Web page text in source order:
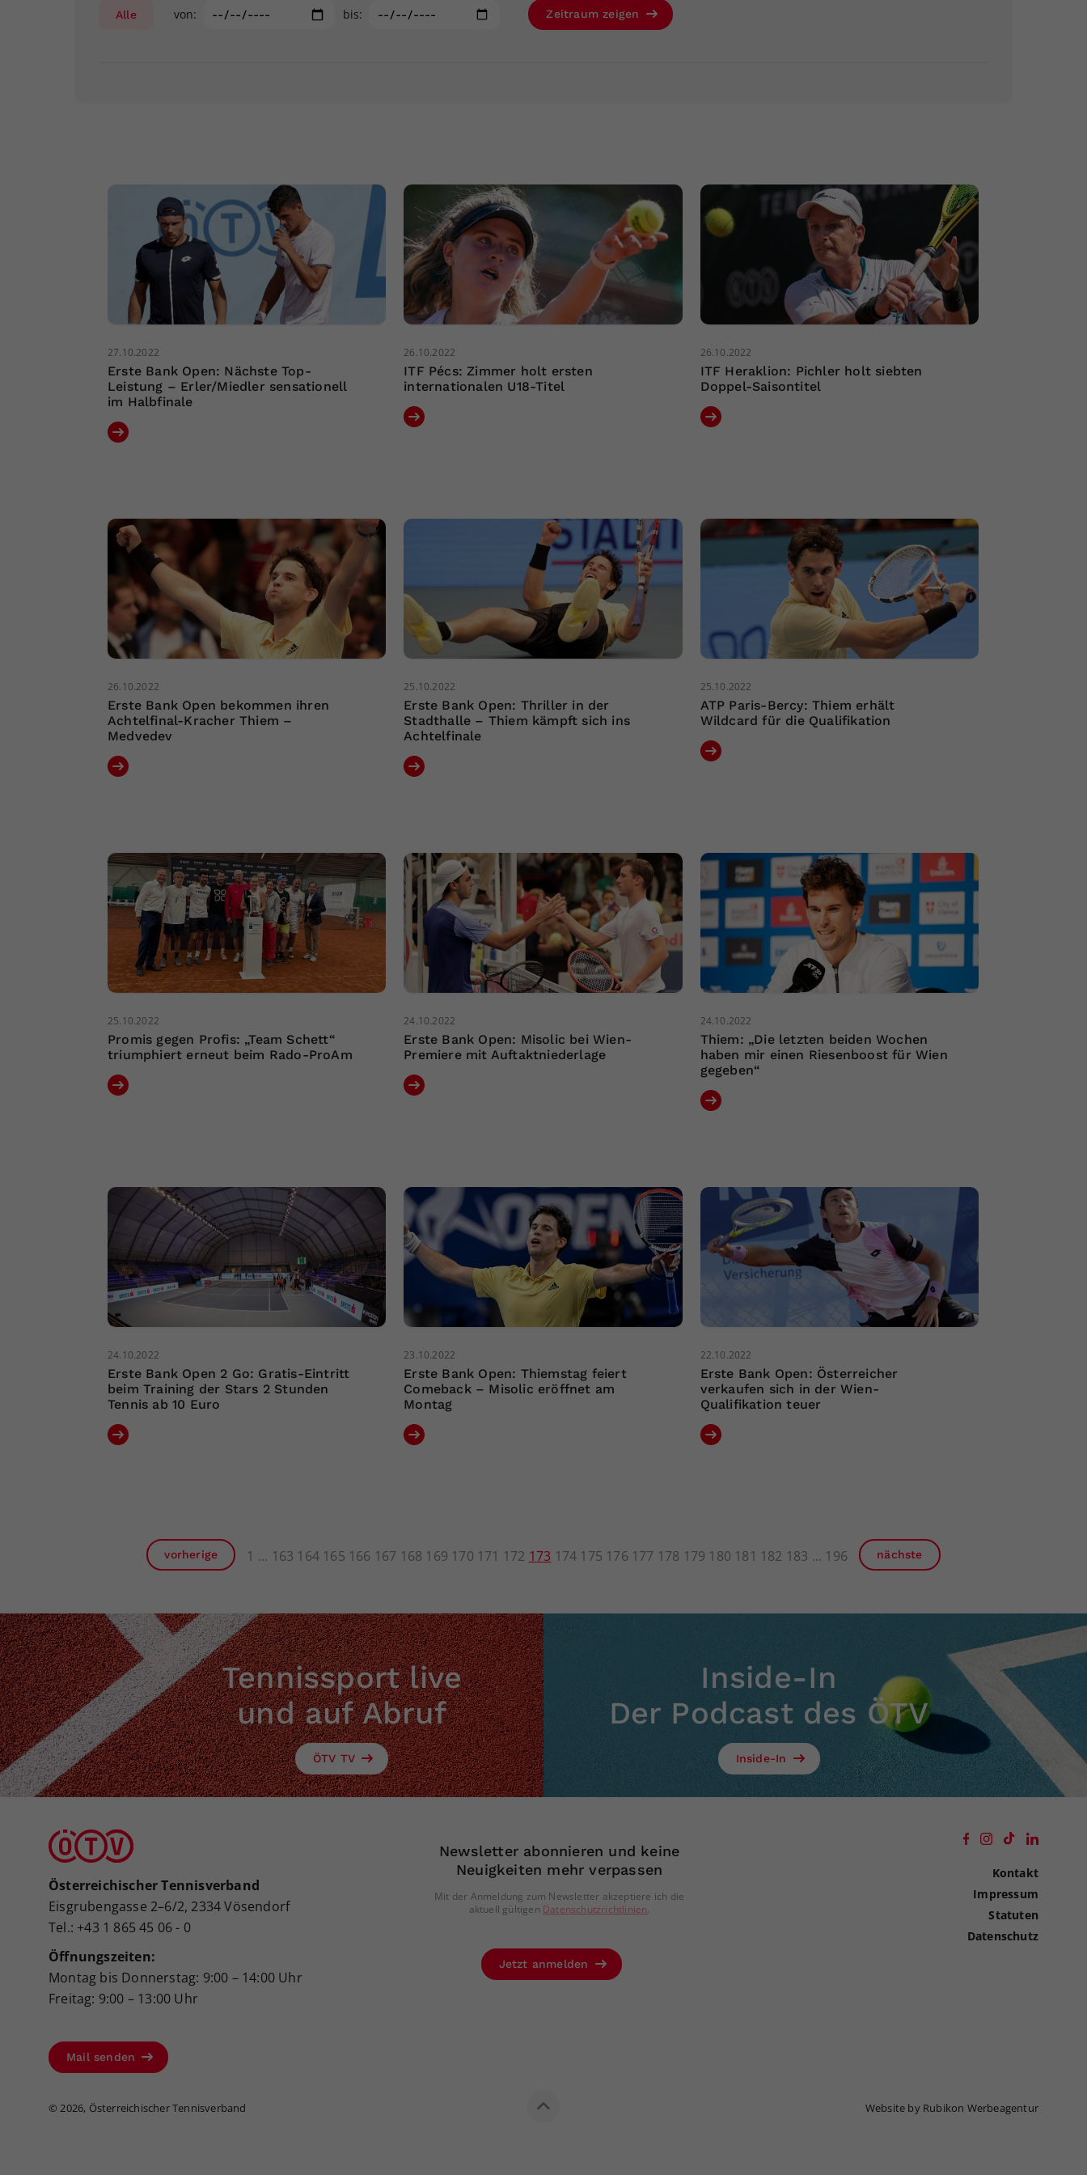
Alle von: bis: Zeitraum zeigen
27.10.2022
Erste Bank Open: Nächste Top-
Leistung – Erler/Miedler sensationell
im Halbfinale
26.10.2022
ITF Pécs: Zimmer holt ersten
internationalen U18-Titel
26.10.2022
ITF Heraklion: Pichler holt siebten
Doppel-Saisontitel
26.10.2022
Erste Bank Open bekommen ihren
Achtelfinal-Kracher Thiem –
Medvedev
25.10.2022
Erste Bank Open: Thriller in der
Stadthalle – Thiem kämpft sich ins
Achtelfinale
25.10.2022
ATP Paris-Bercy: Thiem erhält
Wildcard für die Qualifikation
25.10.2022
Promis gegen Profis: „Team Schett“
triumphiert erneut beim Rado-ProAm
24.10.2022
Erste Bank Open: Misolic bei Wien-
Premiere mit Auftaktniederlage
24.10.2022
Thiem: „Die letzten beiden Wochen
haben mir einen Riesenboost für Wien
gegeben“
24.10.2022
Erste Bank Open 2 Go: Gratis-Eintritt
beim Training der Stars 2 Stunden
Tennis ab 10 Euro
23.10.2022
Erste Bank Open: Thiemstag feiert
Comeback – Misolic eröffnet am
Montag
22.10.2022
Erste Bank Open: Österreicher
verkaufen sich in der Wien-
Qualifikation teuer
vorherige 1 163 164 165 166 167 168 169 170 171 172 173 174 175 176 177 178 179 180 181 182 183 196 nächste
Tennissport live
und auf Abruf
ÖTV TV
Inside-In
Der Podcast des ÖTV
Inside-In
Österreichischer Tennisverband
Eisgrubengasse 2–6/2, 2334 Vösendorf
Tel.: +43 1 865 45 06 - 0
Öffnungszeiten:
Montag bis Donnerstag: 9:00 – 14:00 Uhr
Freitag: 9:00 – 13:00 Uhr
Mail senden
Newsletter abonnieren und keine
Neuigkeiten mehr verpassen
Mit der Anmeldung zum Newsletter akzeptiere ich die
aktuell gültigen Datenschutzrichtlinien.
Jetzt anmelden
Kontakt
Impressum
Statuten
Datenschutz
© 2026, Österreichischer Tennisverband Website by Rubikon Werbeagentur
Ihrer vorgenommen Einstellungen, falls der